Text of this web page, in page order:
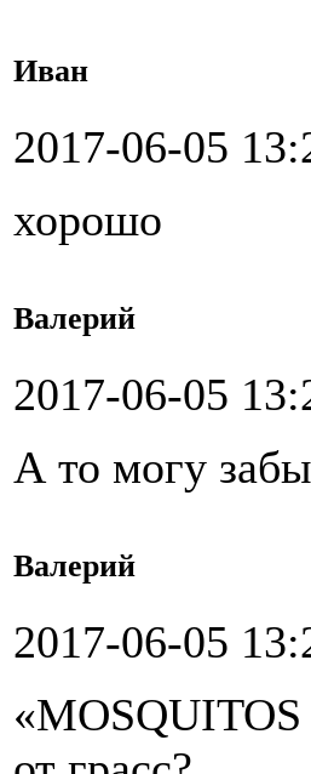
Иван
2017-06-05
хорошо
Валерий
2017-06-05
А то могу
Валерий
2017-06-05